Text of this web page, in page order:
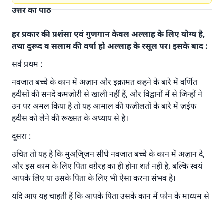
उत्तर का पाठ
हर प्रकार की प्रशंसा एवं गुणगान केवल अल्लाह के लिए योग्य है,
तथा दुरूद व सलाम की वर्षा हो अल्लाह के रसूल पर। इसके बाद :
सर्व प्रथम :
नवजात बच्चे के कान में अज़ान और इक़ामत कहने के बारे में वर्णित
हदीसों की सनदें कमज़ोरी से खाली नहीं हैं, और विद्वानों में से जिन्हों ने
उन पर अमल किया है तो यह आमाल की फज़ीलतों के बारे में ज़ईफ
हदीस को लेने की रूख्सत के अध्याय से है।
दूसरा :
उचित तो यह है कि मुअजि़्ज़न सीधे नवजात बच्चे के कान में अज़़ान दे,
और इस काम के लिए पिता वग़ैरह का ही होना शर्त नहीं है, बल्कि स्वयं
आपके लिए या उसके पिता के लिए भी ऐसा करना संभव है।
यदि आप यह चाहती हैं कि आपके पिता उसके कान में फोन के माध्यम से
उम्मत के प्रश्नों का उत्तर देने में हमारी सहायता करें
अल्लाह के रसूल सल्लल्लाहु अलैहि व सल्लम ने फरमाया :
'जो व्यक्ति भलाई का मार्ग दर्शाए, उसके लिए उस भलाई के
करने वाले के समान प्रतिफल है।''